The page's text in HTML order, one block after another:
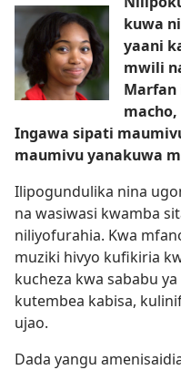
kuwa
yaani
mwili
Marfan
Ingawa sipati
maumivu yanakuwa
Ilipogundulika nina
na wasiwasi kwamba
niliyofurahia. Kwa
muziki hivyo kufikiria
kucheza kwa sababu
kutembea kabisa,
ujao.
Dada yangu